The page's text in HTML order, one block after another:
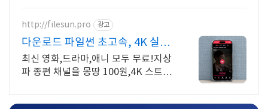
http://filesun.pro 광고
다운로드 파일썬 초고속, 4K 실시
간 보기!
최신 영화,드라마,애니 모두 무료!지상
파 종편 채널을 몽땅 100원,4K 스트리